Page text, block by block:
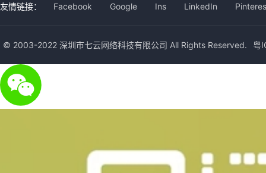
友情链接： Facebook Google Ins LinkedIn
© 2003-2022 深圳市七云网络科技有限公司 All Rights Reserved. 粤